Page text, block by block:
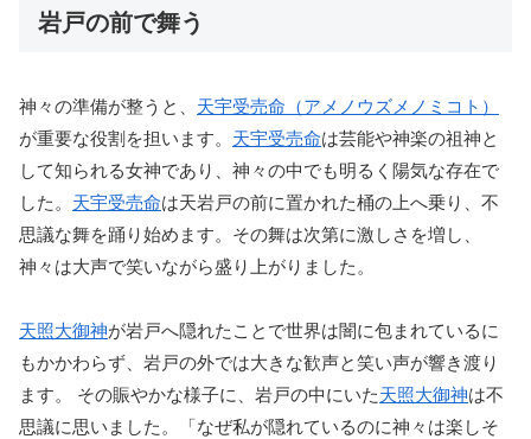
岩戸の前で舞う
神々の準備が整うと、 天宇受売命（アメノウズメノミコト）
が重要な役割を担います。 天宇受売命は芸能や神楽の祖神と
して知られる女神であり、神々の中でも明るく陽気な存在で
した。 天宇受売命は天岩戸の前に置かれた桶の上へ乗り、不
思議な舞を踊り始めます。その舞は次第に激しさを増し、
神々は大声で笑いながら盛り上がりました。
天照大御神が岩戸へ隠れたことで世界は闇に包まれているに
もかかわらず、岩戸の外では大きな歓声と笑い声が響き渡り
ます。 その賑やかな様子に、岩戸の中にいた天照大御神は不
思議に思いました。「なぜ私が隠れているのに神々は楽しそ